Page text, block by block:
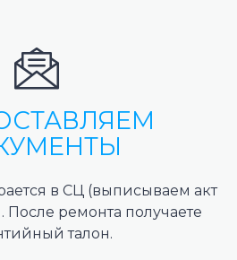
в СЦ (выписываем акт
После ремонта получаете
талон.